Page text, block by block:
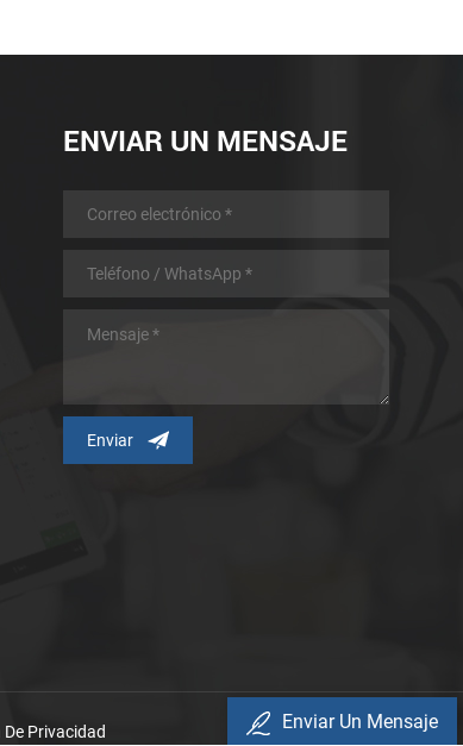
ENVIAR UN MENSAJE
Privacidad Enviar Un Mensaje